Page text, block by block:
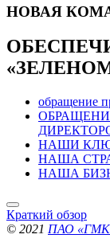
НОВАЯ
обращение
НАШИ
НАША
НАША
Краткий обзор
© 2021 ПАО «ГМК